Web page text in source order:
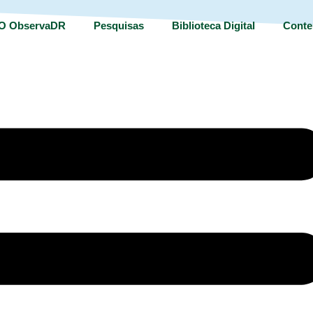
ObservaDR Pesquisas Biblioteca Digital